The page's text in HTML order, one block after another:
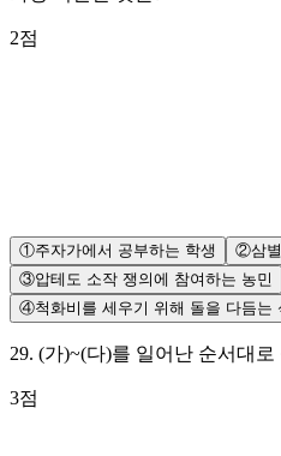
2점
①주자가에서 공부하는 학생 ②삼
③압테도 소작 쟁의에 참여하는 농민
④척화비를 세우기 위해 돌을 다듬는
29. (가)~(다)를 일어난 순서대로
3점